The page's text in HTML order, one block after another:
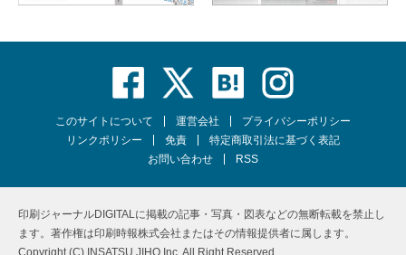
このサイトについて 運営会社
プライバシーポリシー
リンクポリシー
免責
特定商取引法に基づく表記
お問い合わせ
RSS
印刷ジャーナルDIGITALに掲載の記事・写真・図表などの無断転載を禁止し
ます。著作権は印刷時報株式会社またはその情報提供者に属します。
Copyright (C) INSATSU JIHO Inc. All Right Reserved.